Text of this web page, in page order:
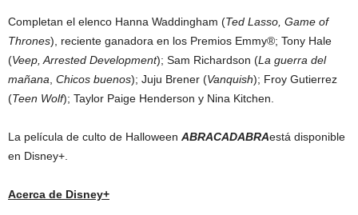
Completan el elenco Hanna Waddingham (Ted Lasso, Game of
Thrones), reciente ganadora en los Premios Emmy®; Tony Hale
(Veep, Arrested Development); Sam Richardson (La guerra del
mañana Chicos buenos); Juju Brener (Vanquish); Froy Gutierrez
(Teen Wolf); Taylor Paige Henderson y Nina Kitchen.
La película de culto de Halloween ABRACADABRAestá disponible
en Disney+.
Acerca de Disney+